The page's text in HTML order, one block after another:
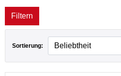
Filtern
Sortierung: